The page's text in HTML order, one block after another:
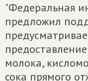
"Федеральная
предложил
молока,
сока прямого